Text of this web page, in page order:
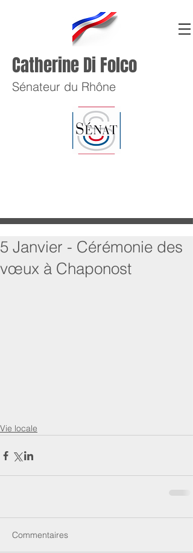
Catherine Di Folco
Sénateur du Rhône
5 Janvier - Cérémonie des
vœux à Chaponost
Vie locale
Commentaires